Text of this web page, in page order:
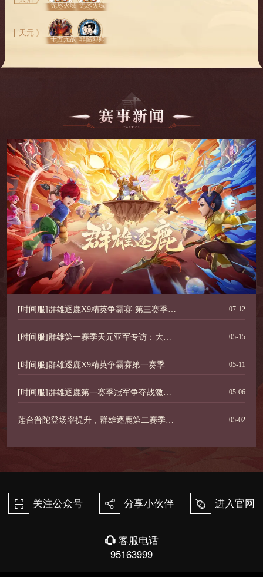
无尽火域 无尽火域
天元
十方无敌 非酷即帅
[时间服]群雄逐鹿X9精英争霸赛-第三赛季冠军 07-12
[时间服]群雄第一赛季天元亚军专访：大师兄军 05-15
[时间服]群雄逐鹿X9精英争霸赛第一赛季六大冠军诞生 05-11
[时间服]群雄逐鹿第一赛季冠军争夺战激情开战 05-06
莲台普陀登场率提升，群雄逐鹿第二赛季预选赛揭幕 05-02
򰀁 关注公众号 򰀂 分享小伙伴 򰀄 进入官网
򰀃 客服电话
95163999